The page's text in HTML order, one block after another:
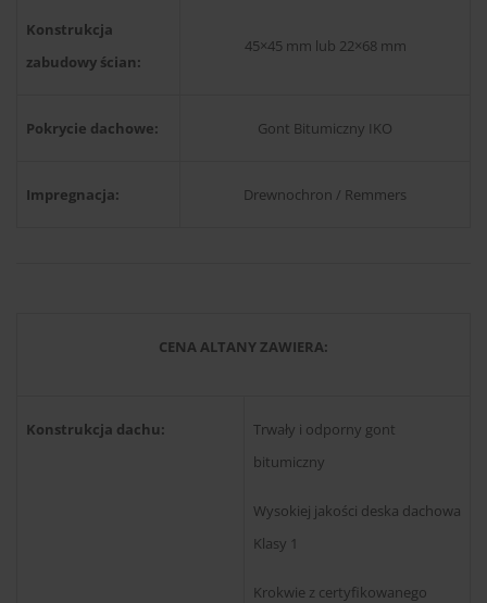
Konstrukcja
zabudowy ścian:
45×45 mm lub 22×68 mm
Pokrycie dachowe: Gont Bitumiczny IKO
Impregnacja: Drewnochron / Remmers
CENA ALTANY ZAWIERA:
Konstrukcja dachu:
Trwały i odporny gont
bitumiczny
Wysokiej jakości deska dachowa
Klasy 1
Krokwie z certyfikowanego